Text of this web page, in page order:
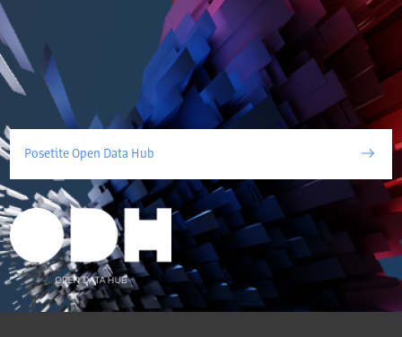
Posetite Open Data Hub